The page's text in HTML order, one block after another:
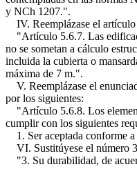
y NCh 1207.".
IV. Reemplázase el
"Artículo 5.6.7. Las
no se sometan a cálculo
incluida la cubierta o
máxima de 7 m.".
V. Reemplázase el
por los siguientes:
"Artículo 5.6.8. Los
cumplir con los siguientes
1. Ser aceptada conforme
VI. Sustitúyese el número
"3. Su durabilidad, de